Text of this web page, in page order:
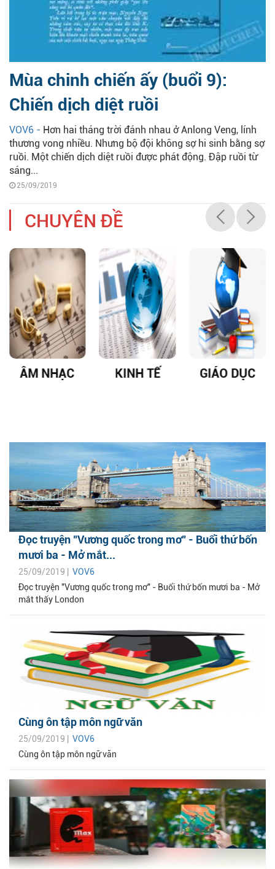
Mùa chinh chiến ấy (buổi 9):
Chiến dịch diệt ruồi
VOV6 - Hơn hai tháng trời đánh nhau ở Anlong Veng, lính
thương vong nhiều. Nhưng bộ đội không sợ hi sinh bằng sợ
ruồi. Một chiến dịch diệt ruồi được phát động. Đập ruồi từ
sáng...
25/09/2019
CHUYÊN ĐỀ
ÂM NHẠC KINH TẾ GIÁO DỤC
Đọc truyện "Vương quốc trong mơ" - Buổi thứ bốn
mươi ba - Mở mắt...
25/09/2019 | VOV6
Đọc truyện "Vương quốc trong mơ" - Buổi thứ bốn mươi ba - Mở
mắt thấy London
Cùng ôn tập môn ngữ văn
25/09/2019 | VOV6
Cùng ôn tập môn ngữ văn